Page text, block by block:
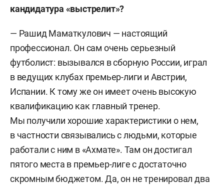
кандидатура «выстрелит»?
— Рашид Маматкулович — настоящий
профессионал. Он сам очень серьезный
футболист: вызывался в сборную России, играл
в ведущих клубах премьер-лиги и Австрии,
Испании. К тому же он имеет очень высокую
квалификацию как главный тренер.
Мы получили хорошие характеристики о нем,
в частности связывались с людьми, которые
работали с ним в «Ахмате». Там он достигал
пятого места в премьер-лиге с достаточно
скромным бюджетом. Да, он не тренировал два